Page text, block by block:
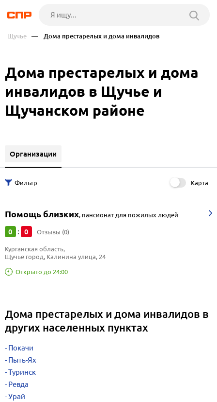
Щучье — Дома престарелых и дома инвалидов
Дома престарелых и дома
инвалидов в Щучье и
Щучанском районе
Организации
Карта
Помощь близких, пансионат для пожилых людей
0 : 0 Отзывы (0)
Открыто до 24:00
Курганская область,
Щучье город, Калинина улица, 24
Дома престарелых и дома инвалидов в
других населенных пунктах
Покачи
Пыть-Ях
Туринск
Ревда
Урай